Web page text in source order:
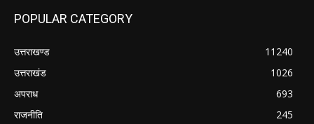
POPULAR CATEGORY
उत्तराखण्ड
11240
उत्तराखंड
1026
अपराध
693
राजनीति
245